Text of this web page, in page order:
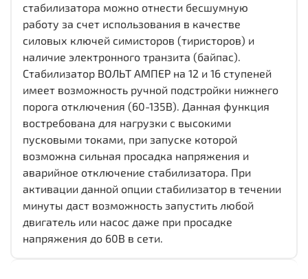
стабилизатора можно отнести бесшумную
работу за счет использования в качестве
силовых ключей симисторов (тиристоров) и
наличие электронного транзита (байпас).
Стабилизатор ВОЛЬТ АМПЕР на 12 и 16 ступеней
имеет возможность ручной подстройки нижнего
порога отключения (60-135В). Данная функция
востребована для нагрузки с высокими
пусковыми токами, при запуске которой
возможна сильная просадка напряжения и
аварийное отключение стабилизатора. При
активации данной опции стабилизатор в течении
минуты даст возможность запустить любой
двигатель или насос даже при просадке
напряжения до 60В в сети.